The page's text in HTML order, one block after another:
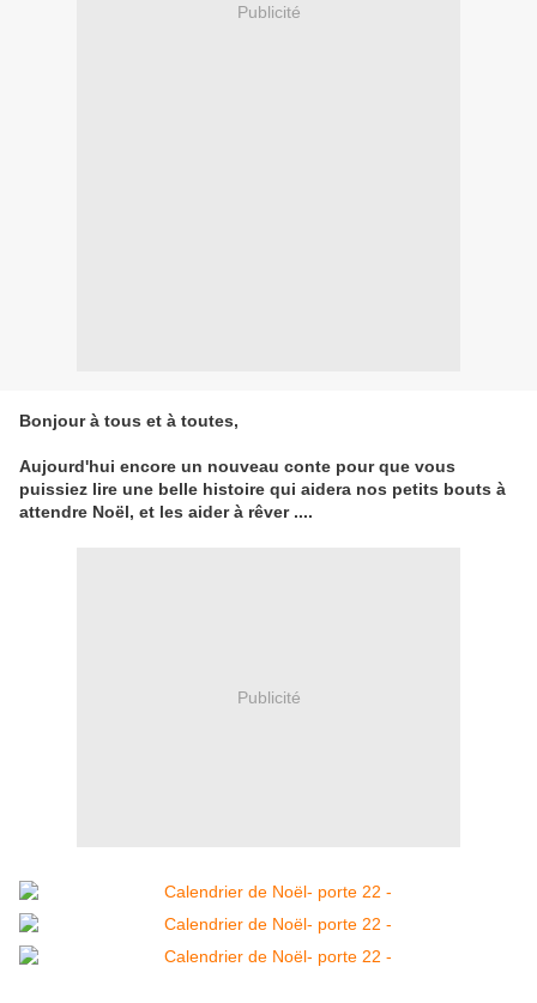
Publicité
Bonjour à tous et à toutes,
Aujourd'hui encore un nouveau conte pour que vous
puissiez lire une belle histoire qui aidera nos petits bouts à
attendre Noël, et les aider à rêver ....
Publicité